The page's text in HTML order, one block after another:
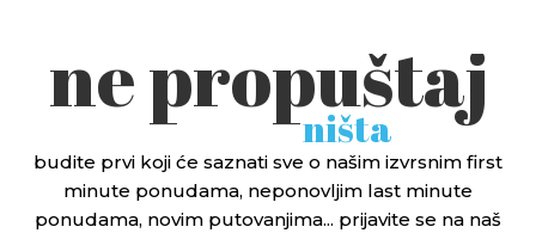
ne propuštaj
ništa
budite prvi koji će saznati sve o našim izvrsnim first
minute ponudama, neponovljim last minute
ponudama, novim putovanjima... prijavite se na naš